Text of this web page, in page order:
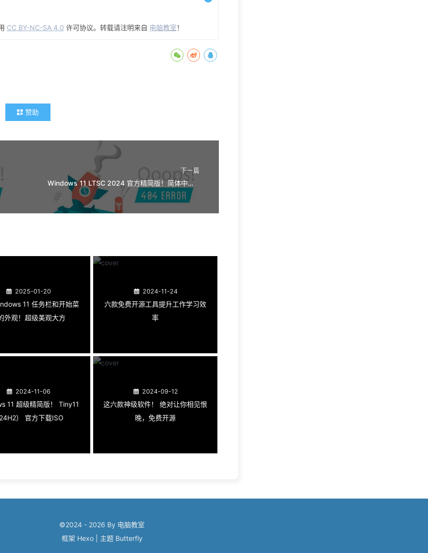
CC BY-NC-SA 4.0 许可协议。转载请注明来自 电脑教室！
赞助
下一篇
Windows 11 LTSC 2024 官方精简版！简体中文正式版ISO镜像下载
2025-01-20
11 任务栏和开始菜
外观！超级美观大方
2024-11-24
六款免费开源工具提升工作学习效
率
2024-11-06
11 超级精简版！ Tiny11
24H2） 官方下载ISO
2024-09-12
这六款神级软件！ 绝对让你相见恨
晚，免费开源
©2024 - 2026 By 电脑教室
框架 Hexo 主题 Butterfly